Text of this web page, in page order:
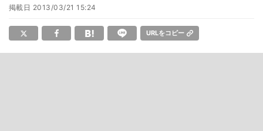
掲載日 2013/03/21 15:24
URLをコピー